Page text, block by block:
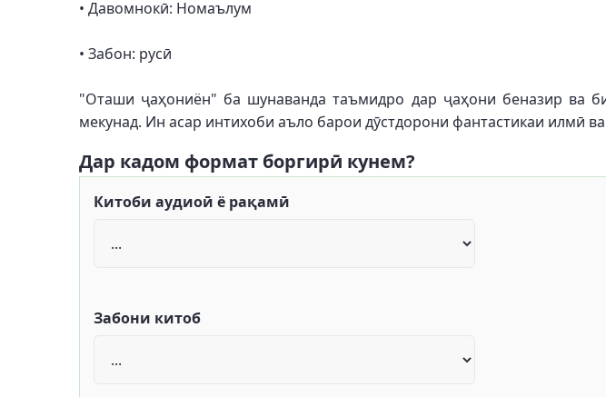
• Давомнокӣ: Номаълум
• Забон: русӣ
"Оташи ҷаҳониён" ба шунаванда таъмидро дар ҷаҳони беназир ва
мекунад. Ин асар интихоби аъло барои дӯстдорони фантастикаи илмӣ
Дар кадом формат боргирӣ кунем?
Китоби аудиоӣ ё рақамӣ
Забони китоб